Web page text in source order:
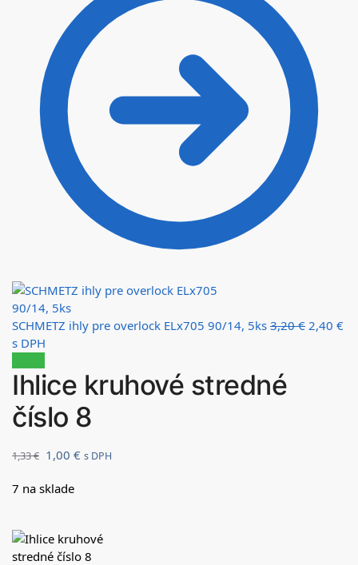
SCHMETZ ihly pre overlock ELx705 90/14, 5ks 3,20€ 2,40 €
s DPH
Ihlice kruhové stredné
číslo 8
1,33€ 1,00 € s DPH
7 na sklade